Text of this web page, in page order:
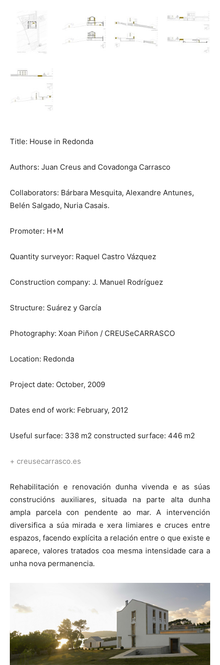
Title: House in Redonda
Authors: Juan Creus and Covadonga Carrasco
Collaborators: Bárbara Mesquita, Alexandre Antunes,
Belén Salgado, Nuria Casais.
Promoter: H+M
Quantity surveyor: Raquel Castro Vázquez
Construction company: J. Manuel Rodríguez
Structure: Suárez y García
Photography: Xoan Piñon / CREUSeCARRASCO
Location: Redonda
Project date: October, 2009
Dates end of work: February, 2012
Useful surface: 338 m2 constructed surface: 446 m2
+ creusecarrasco.es
Rehabilitación e renovación dunha vivenda e as súas
construcións auxiliares, situada na parte alta dunha
ampla parcela con pendente ao mar. A intervención
diversifica a súa mirada e xera limiares e cruces entre
espazos, facendo explícita a relación entre o que existe e
aparece, valores tratados coa mesma intensidade cara a
unha nova permanencia.